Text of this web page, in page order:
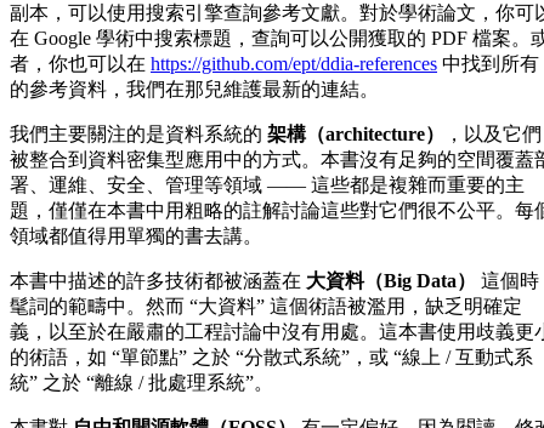
副本，可以使用搜索引擎查詢參考文獻。對於學術論文，你可
在 Google 學術中搜索標題，查詢可以公開獲取的 PDF 檔案。
者，你也可以在 https://github.com/ept/ddia-references 中找到所有
的參考資料，我們在那兒維護最新的連結。
我們主要關注的是資料系統的 架構（architecture）
，以及它們
被整合到資料密集型應用中的方式。本書沒有足夠的空間覆蓋
署、運維、安全、管理等領域 —— 這些都是複雜而重要的主
題，僅僅在本書中用粗略的註解討論這些對它們很不公平。每
領域都值得用單獨的書去講。
本書中描述的許多技術都被涵蓋在 大資料（Big Data）
這個時
髦詞的範疇中。然而 “大資料” 這個術語被濫用，缺乏明確定
義，以至於在嚴肅的工程討論中沒有用處。這本書使用歧義更
的術語，如 “單節點” 之於 “分散式系統”，或 “線上 / 互動式系
統” 之於 “離線 / 批處理系統”。